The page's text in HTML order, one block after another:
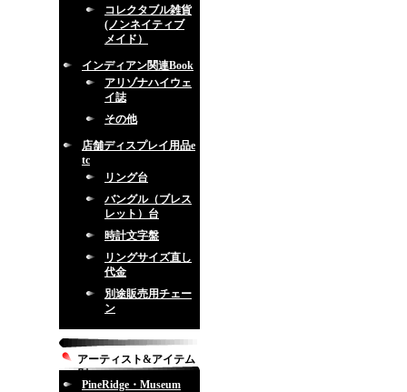
コレクタブル雑貨
(ノンネイティブ
メイド）
インディアン関連Book
アリゾナハイウェ
イ誌
その他
店舗ディスプレイ用品e
tc
リング台
バングル（ブレス
レット）台
時計文字盤
リングサイズ直し
代金
別途販売用チェー
ン
アーティスト&アイテム
別
PineRidge・Museum